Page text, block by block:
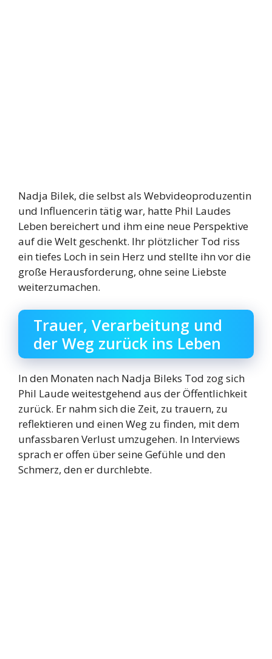
Nadja Bilek, die selbst als Webvideoproduzentin
und Influencerin tätig war, hatte Phil Laudes
Leben bereichert und ihm eine neue Perspektive
auf die Welt geschenkt. Ihr plötzlicher Tod riss
ein tiefes Loch in sein Herz und stellte ihn vor die
große Herausforderung, ohne seine Liebste
weiterzumachen.
Trauer, Verarbeitung und
der Weg zurück ins Leben
In den Monaten nach Nadja Bileks Tod zog sich
Phil Laude weitestgehend aus der Öffentlichkeit
zurück. Er nahm sich die Zeit, zu trauern, zu
reflektieren und einen Weg zu finden, mit dem
unfassbaren Verlust umzugehen. In Interviews
sprach er offen über seine Gefühle und den
Schmerz, den er durchlebte.